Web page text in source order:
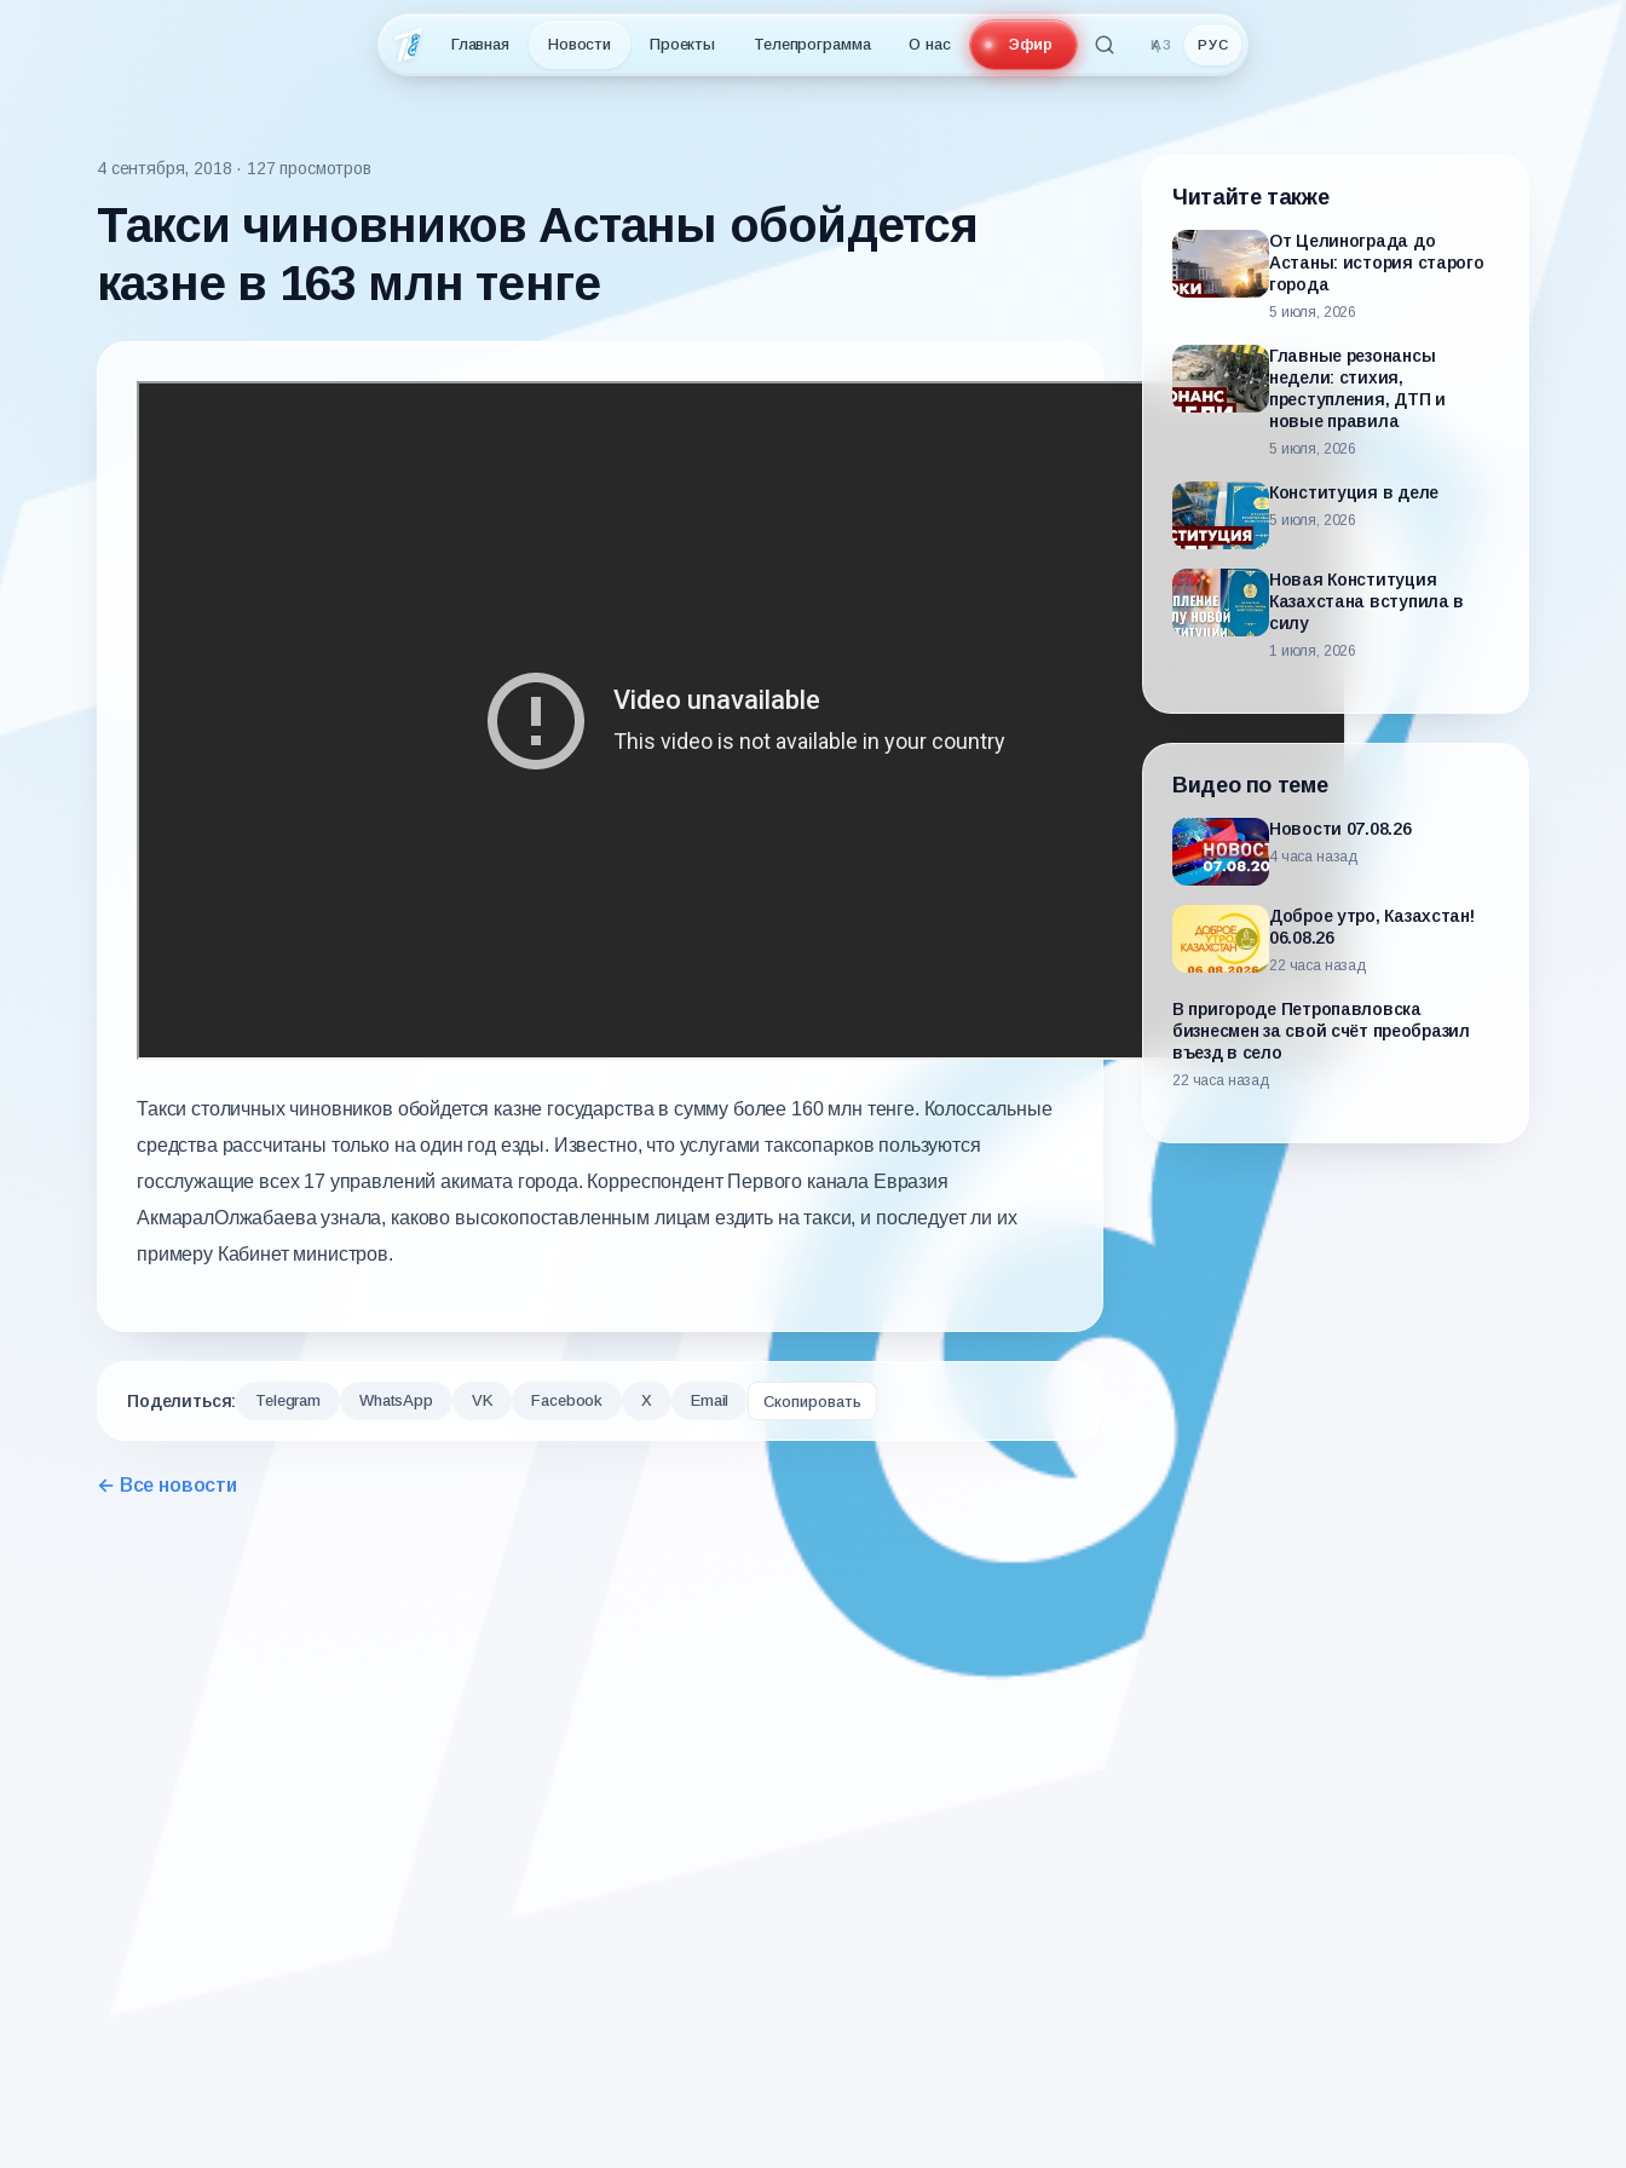
Главная Новости Проекты Телепрограмма О нас Эфир ҚАЗ РУС
4 сентября, 2018 · 127 просмотров
Такси чиновников Астаны обойдется
казне в 163 млн тенге
Такси столичных чиновников обойдется казне государства в сумму более 160 млн тенге. Колоссальные
средства рассчитаны только на один год езды. Известно, что услугами таксопарков пользуются
госслужащие всех 17 управлений акимата города. Корреспондент Первого канала Евразия
АкмаралОлжабаева узнала, каково высокопоставленным лицам ездить на такси, и последует ли их
примеру Кабинет министров.
Поделиться: Telegram WhatsApp VK Facebook X Email Скопировать
← Все новости
Читайте также
От Целинограда до
Астаны: история старого
города
5 июля, 2026
Главные резонансы
недели: стихия,
преступления, ДТП и
новые правила
5 июля, 2026
Конституция в деле
5 июля, 2026
Новая Конституция
Казахстана вступила в
силу
1 июля, 2026
Видео по теме
Новости 07.08.26
4 часа назад
Доброе утро, Казахстан!
06.08.26
22 часа назад
В пригороде Петропавловска
бизнесмен за свой счёт преобразил
въезд в село
22 часа назад